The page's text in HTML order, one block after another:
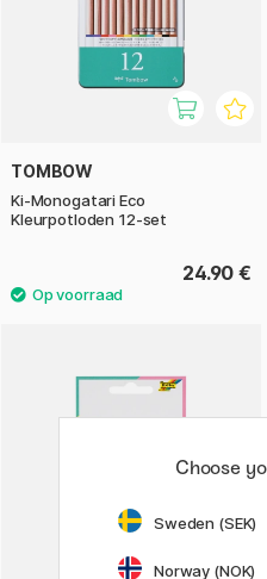
TOMBOW
Ki-Monogatari Eco
Kleurpotloden 12-set
24.90 €
Choose
Sweden (SEK)
Norway (NOK)